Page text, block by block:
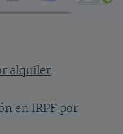
alquiler.
en IRPF por